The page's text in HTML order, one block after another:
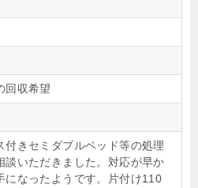
回収希望
付きセミダブルベッド等の処理
談いただきました。対応が早か
になったようです。片付け110